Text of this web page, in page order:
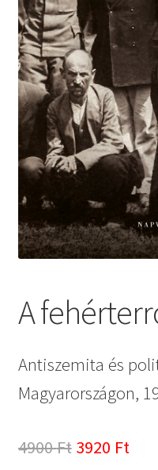
A
Antiszemita és
Magyarországon,
4900Ft Original
3920 Ft